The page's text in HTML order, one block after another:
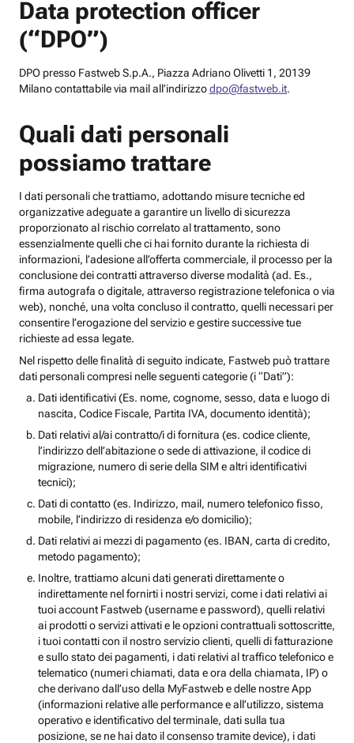
Data protection officer
(“DPO”)
DPO presso Fastweb S.p.A., Piazza Adriano Olivetti 1, 20139
Milano contattabile via mail all’indirizzodpo@fastweb.it.
Quali dati personali
possiamo trattare
I dati personali che trattiamo, adottando misure tecniche ed
organizzative adeguate a garantire un livello di sicurezza
proporzionato al rischio correlato al trattamento, sono
essenzialmente quelli che ci hai fornito durante la richiesta di
informazioni, l’adesione all’offerta commerciale, il processo per la
conclusione dei contratti attraverso diverse modalità (ad. Es.,
firma autografa o digitale, attraverso registrazione telefonica o via
web), nonché, una volta concluso il contratto, quelli necessari per
consentire l’erogazione del servizio e gestire successive tue
richieste ad essa legate.
Nel rispetto delle finalità di seguito indicate, Fastweb può trattare
dati personali compresi nelle seguenti categorie (i “Dati”):
Dati identificativi (Es. nome, cognome, sesso, data e luogo di
nascita, Codice Fiscale, Partita IVA, documento identità);
Dati relativi al/ai contratto/i di fornitura (es. codice cliente,
l’indirizzo dell’abitazione o sede di attivazione, il codice di
migrazione, numero di serie della SIM e altri identificativi
tecnici);
Dati di contatto (es. Indirizzo, mail, numero telefonico fisso,
mobile, l’indirizzo di residenza e/o domicilio);
Dati relativi ai mezzi di pagamento (es. IBAN, carta di credito,
metodo pagamento);
Inoltre, trattiamo alcuni dati generati direttamente o
indirettamente nel fornirti i nostri servizi, come i dati relativi ai
tuoi account Fastweb (username e password), quelli relativi
ai prodotti o servizi attivati e le opzioni contrattuali sottoscritte,
i tuoi contatti con il nostro servizio clienti, quelli di fatturazione
e sullo stato dei pagamenti, i dati relativi al traffico telefonico e
telematico (numeri chiamati, data e ora della chiamata, IP) o
che derivano dall’uso della MyFastweb e delle nostre App
(informazioni relative alle performance e all’utilizzo, sistema
operativo e identificativo del terminale, dati sulla tua
posizione, se ne hai dato il consenso tramite device), i dati